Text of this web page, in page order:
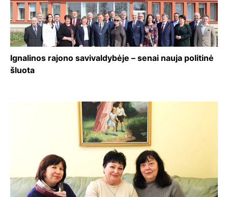
Ignalinos rajono savivaldybėje – senai nauja politinė
šluota